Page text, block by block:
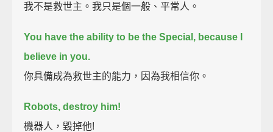
我不是救世主。我只是個一般、平常人。
You have the ability to be the Special, because I
believe in you.
你具備成為救世主的能力，因為我相信你。
Robots, destroy him!
機器人，毀掉他!